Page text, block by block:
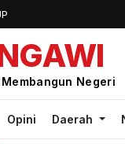
Membangun Negeri
Opini Daerah